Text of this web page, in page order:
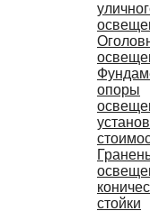
опоры
стойки